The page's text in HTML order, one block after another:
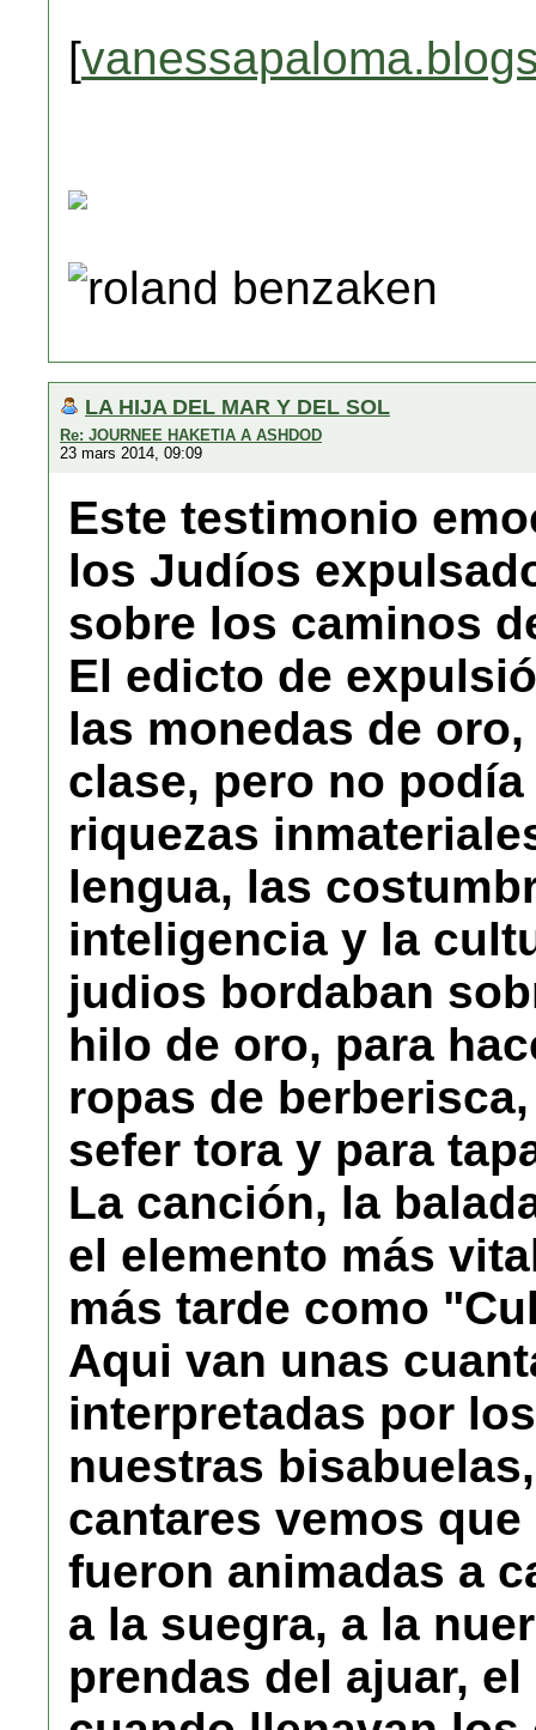
[
roland benzaken
LA HIJA DEL MAR Y DEL SOL
Re: JOURNEE HAKETIA A ASHDOD
23 mars 2014, 09:09
Este testimonio
los Judíos
sobre los caminos
El edicto de
las monedas de
clase, pero no
riquezas
lengua, las
inteligencia y la
judios bordaban
hilo de oro, para
ropas de
sefer tora y para
La canción, la
el elemento más
más tarde como
Aqui van unas
interpretadas por
nuestras
cantares vemos
fueron animadas a
a la suegra, a la
prendas del ajuar,